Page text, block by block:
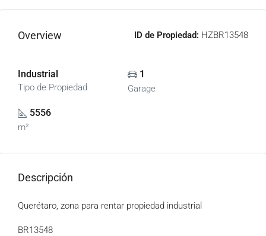
Overview ID de Propiedad: HZBR13548
Industrial
Tipo de Propiedad
1
Garage
5556
m²
Descripción
Querétaro, zona para rentar propiedad industrial
BR13548